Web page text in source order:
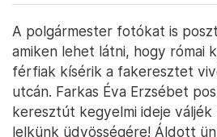
A polgármester fotókat is
amiken lehet látni, hogy római
férfiak kísérik a fakeresztet
utcán. Farkas Éva Erzsébet
keresztút kegyelmi ideje váljék
lelkünk üdvösségére! Áldott